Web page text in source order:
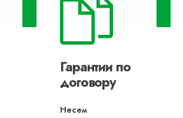
Гарантии по
договору
Несем